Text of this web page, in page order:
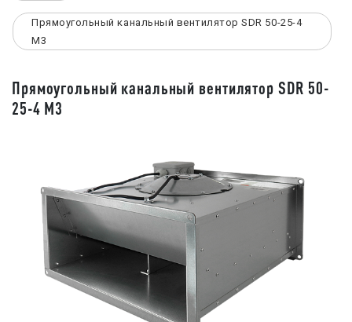
Прямоугольный канальный вентилятор SDR 50-25-4
M3
Прямоугольный канальный вентилятор SDR 50-
25-4 M3